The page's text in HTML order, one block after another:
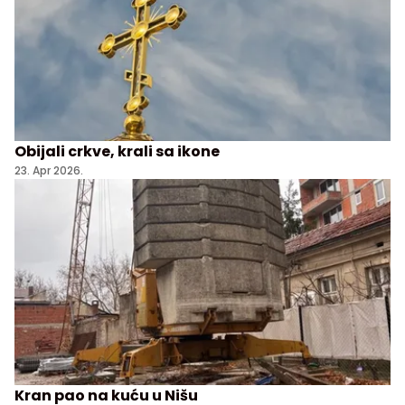
Obijali crkve, krali sa ikone
23. Apr 2026.
Kran pao na kuću u Nišu